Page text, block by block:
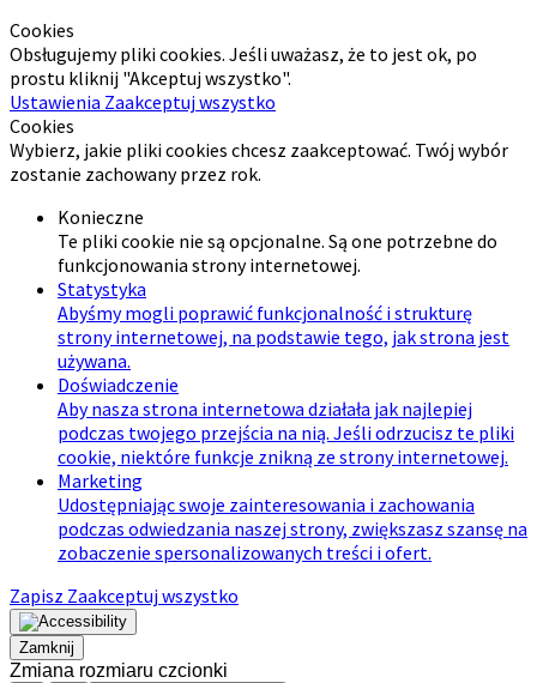
Cookies
Obsługujemy pliki cookies. Jeśli uważasz, że to jest ok, po
prostu kliknij "Akceptuj wszystko".
Ustawienia Zaakceptuj wszystko
Cookies
Wybierz, jakie pliki cookies chcesz zaakceptować. Twój wybór
zostanie zachowany przez rok.
Konieczne
Te pliki cookie nie są opcjonalne. Są one potrzebne do
funkcjonowania strony internetowej.
Statystyka
Abyśmy mogli poprawić funkcjonalność i strukturę
strony internetowej, na podstawie tego, jak strona jest
używana.
Doświadczenie
Aby nasza strona internetowa działała jak najlepiej
podczas twojego przejścia na nią. Jeśli odrzucisz te pliki
cookie, niektóre funkcje znikną ze strony internetowej.
Marketing
Udostępniając swoje zainteresowania i zachowania
podczas odwiedzania naszej strony, zwiększasz szansę na
zobaczenie spersonalizowanych treści i ofert.
Zapisz Zaakceptuj wszystko
Zamknij
Zmiana rozmiaru czcionki